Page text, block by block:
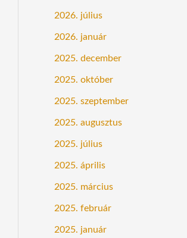
2026. július
2026. január
2025. december
2025. október
2025. szeptember
2025. augusztus
2025. július
2025. április
2025. március
2025. február
2025. január